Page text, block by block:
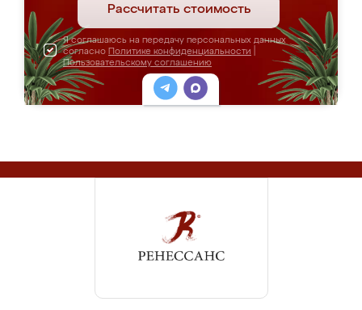
Рассчитать стоимость
Я соглашаюсь на передачу персональных данных
согласно Политике конфиденциальности
Пользовательскому соглашению